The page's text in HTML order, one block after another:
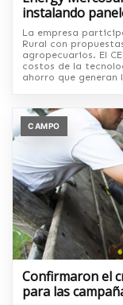
instalando
La empresa
Rural con
agropecuarios. El
costos de la
ahorro que
CAMPO
Confirmaron el
para las